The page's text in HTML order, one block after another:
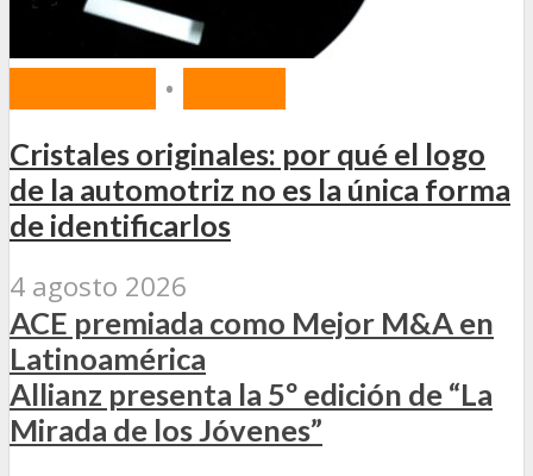
•
Cristales originales: por qué el logo
de la automotriz no es la única forma
de identificarlos
4 agosto 2026
ACE premiada como Mejor M&A en
Latinoamérica
Allianz presenta la 5º edición de “La
Mirada de los Jóvenes”